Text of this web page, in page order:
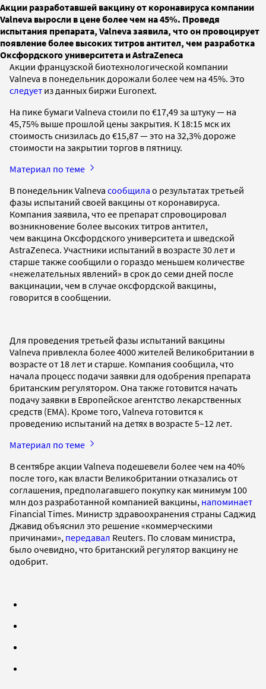
Акции разработавшей вакцину от коронавируса компании
Valneva выросли в цене более чем на 45%. Проведя
испытания препарата, Valneva заявила, что он провоцирует
появление более высоких титров антител, чем разработка
Оксфордского университета и AstraZeneca
Акции французской биотехнологической компании
Valneva в понедельник дорожали более чем на 45%. Это
следует из данных биржи Euronext.
На пике бумаги Valneva стоили по €17,49 за штуку — на
45,75% выше прошлой цены закрытия. К 18:15 мск их
стоимость снизилась до €15,87 — это на 32,3% дороже
стоимости на закрытии торгов в пятницу.
Материал по теме
В понедельник Valneva сообщила о результатах третьей
фазы испытаний своей вакцины от коронавируса.
Компания заявила, что ее препарат спровоцировал
возникновение более высоких титров антител,
чем вакцина Оксфордского университета и шведской
AstraZeneca. Участники испытаний в возрасте 30 лет и
старше также сообщили о гораздо меньшем количестве
«нежелательных явлений» в срок до семи дней после
вакцинации, чем в случае оксфордской вакцины,
говорится в сообщении.
Для проведения третьей фазы испытаний вакцины
Valneva привлекла более 4000 жителей Великобритании в
возрасте от 18 лет и старше. Компания сообщила, что
начала процесс подачи заявки для одобрения препарата
британским регулятором. Она также готовится начать
подачу заявки в Европейское агентство лекарственных
средств (EMA). Кроме того, Valneva готовится к
проведению испытаний на детях в возрасте 5–12 лет.
Материал по теме
В сентябре акции Valneva подешевели более чем на 40%
после того, как власти Великобритании отказались от
соглашения, предполагавшего покупку как минимум 100
млн доз разработанной компанией вакцины, напоминает
Financial Times. Министр здравоохранения страны Саджид
Джавид объяснил это решение «коммерческими
причинами», передавал Reuters. По словам министра,
было очевидно, что британский регулятор вакцину не
одобрит.